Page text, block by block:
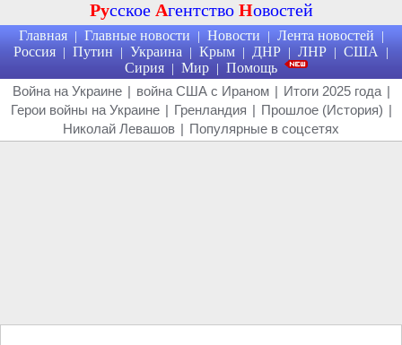
Русское Агентство Новостей
Главная | Главные новости | Новости | Лента новостей |
Россия | Путин | Украина | Крым | ДНР | ЛНР | США |
Сирия | Мир | Помощь
Война на Украине | война США с Ираном | Итоги 2025 года |
Герои войны на Украине | Гренландия | Прошлое (История) |
Николай Левашов | Популярные в соцсетях